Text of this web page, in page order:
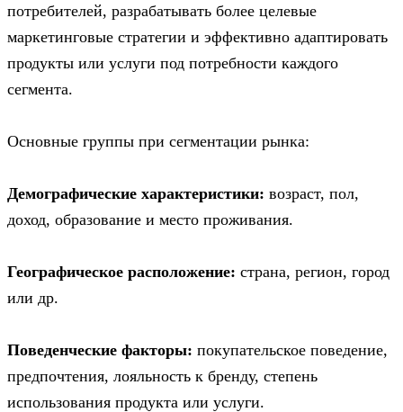
потребителей, разрабатывать более целевые
маркетинговые стратегии и эффективно адаптировать
продукты или услуги под потребности каждого
сегмента.
Основные группы при сегментации рынка:
Демографические характеристики: возраст, пол,
доход, образование и место проживания.
Географическое расположение: страна, регион, город
или др.
Поведенческие факторы: покупательское поведение,
предпочтения, лояльность к бренду, степень
использования продукта или услуги.